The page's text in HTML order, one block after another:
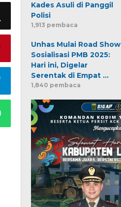
Kades Asuli di Panggil
Polisi
1,913 pembaca
Unhas Mulai Road Show
Sosialisasi PMB 2025:
Hari ini, Digelar
Serentak di Empat …
1,840 pembaca